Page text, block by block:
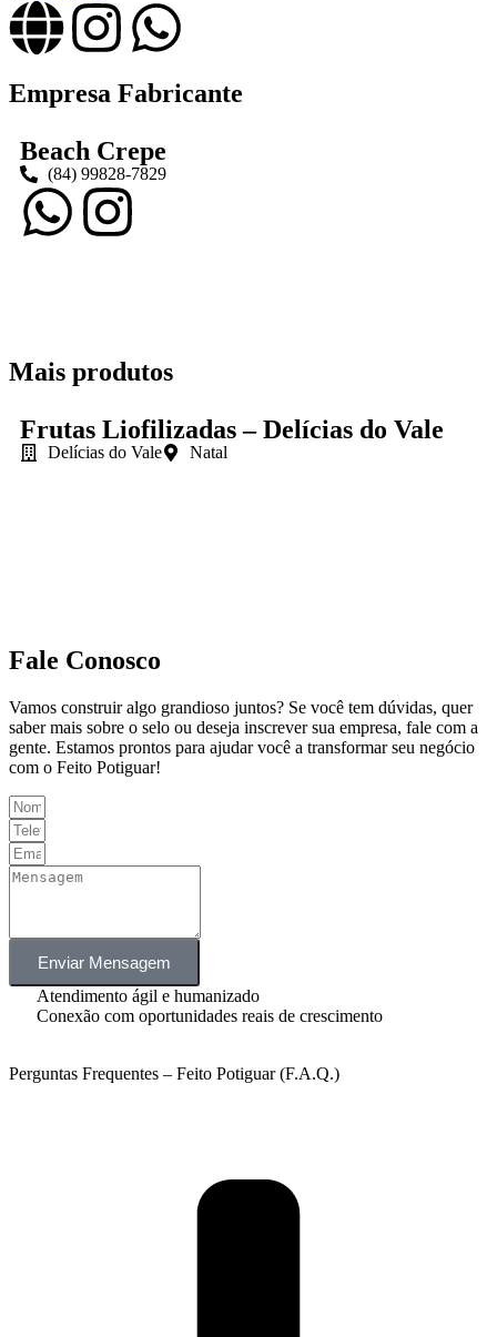
Empresa Fabricante
Beach Crepe
(84) 99828-7829
Mais produtos
Frutas Liofilizadas – Delícias do Vale
Delícias do Vale Natal
Fale Conosco
Vamos construir algo grandioso juntos? Se você tem dúvidas, quer
saber mais sobre o selo ou deseja inscrever sua empresa, fale com a
gente. Estamos prontos para ajudar você a transformar seu negócio
com o Feito Potiguar!
Enviar Mensagem
Atendimento ágil e humanizado
Conexão com oportunidades reais de crescimento
Perguntas Frequentes – Feito Potiguar (F.A.Q.)